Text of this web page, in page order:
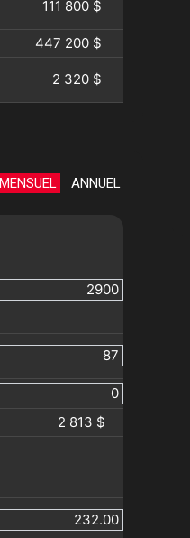
111 800 $
447 200 $
2 320 $
MENSUEL ANNUEL
2 813 $